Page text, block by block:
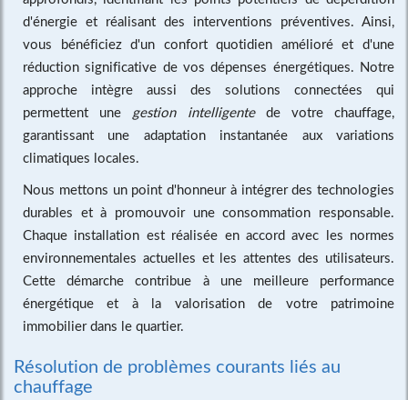
d'énergie et réalisant des interventions préventives. Ainsi,
vous bénéficiez d'un confort quotidien amélioré et d'une
réduction significative de vos dépenses énergétiques. Notre
approche intègre aussi des solutions connectées qui
permettent une gestion intelligentede votre chauffage,
garantissant une adaptation instantanée aux variations
climatiques locales.
Nous mettons un point d'honneur à intégrer des technologies
durables et à promouvoir une consommation responsable.
Chaque installation est réalisée en accord avec les normes
environnementales actuelles et les attentes des utilisateurs.
Cette démarche contribue à une meilleure performance
énergétique et à la valorisation de votre patrimoine
immobilier dans le quartier.
Résolution de problèmes courants liés au
chauffage